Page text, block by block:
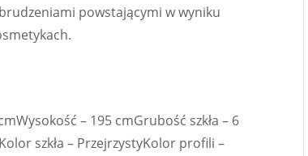
powstającymi w wyniku
– 195 cmGrubość szkła – 6
szkła – PrzejrzystyKolor profili –